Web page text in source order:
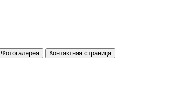
Фотогалерея Контактная страница